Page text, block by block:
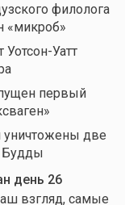
филолога
«микроб»
Уотсон-Уатт
первый
уничтожены две
Будды
день 26
взгляд, самые